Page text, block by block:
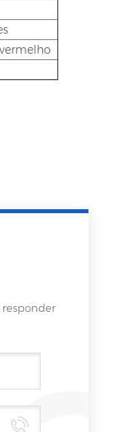
responder